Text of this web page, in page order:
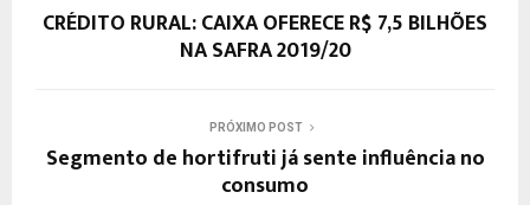
CRÉDITO RURAL: CAIXA OFERECE R$ 7,5 BILHÕES
NA SAFRA 2019/20
PRÓXIMO POST
Segmento de hortifruti já sente influência no
consumo